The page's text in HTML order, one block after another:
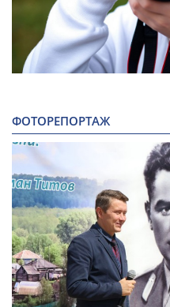
ФОТОРЕПОРТАЖ